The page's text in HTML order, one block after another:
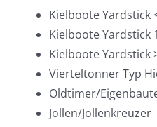
Kielboote Yardstick
Kielboote Yardstick
Kielboote Yardstick
Vierteltonner Typ
Oldtimer/
Jollen/Jollenkreuzer